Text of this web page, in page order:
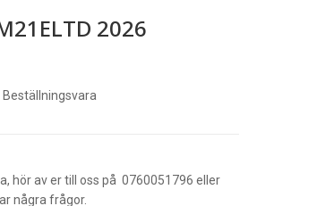
2026
Beställningsvara
hör av er till oss på 0760051796 eller
några frågor.